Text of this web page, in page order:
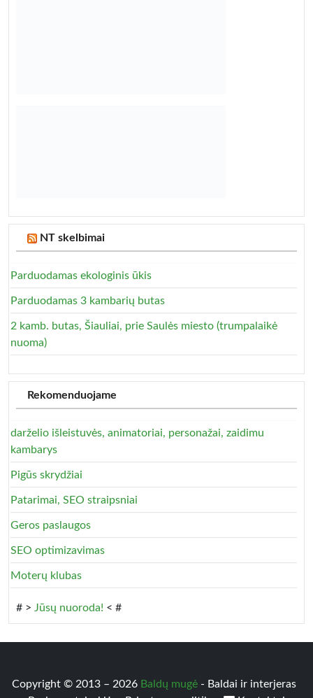
NT skelbimai
Parduodamas ekologinis ūkis
Parduodamas 3 kambarių butas
2 kamb. butas, Šiauliai, prie Saulės miesto (trumpalaikė
nuoma)
Rekomenduojame
darželio išleistuvės, animatoriai, personažai, zaidimu
kambarys
Pigūs skrydžiai
Patarimai, SEO straipsniai
Geros paslaugos
SEO optimizavimas
Moterų klubas
# > Jūsų nuoroda! < #
Copyright © 2013 – 2026 Baldų mugė - Baldai ir interjeras